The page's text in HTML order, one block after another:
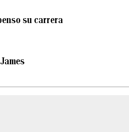
su carrera